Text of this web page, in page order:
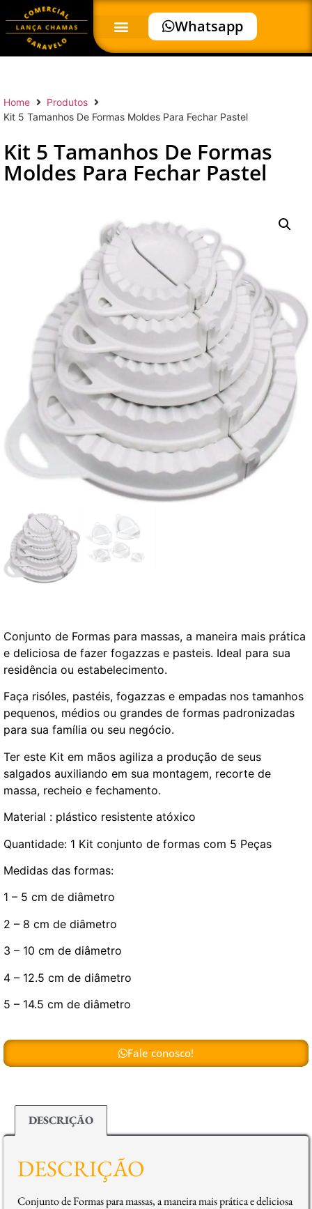
Whatsapp
Home
Produtos
Kit 5 Tamanhos De Formas Moldes Para Fechar Pastel
Kit 5 Tamanhos De Formas
Moldes Para Fechar Pastel
Conjunto de Formas para massas, a maneira mais prática
e deliciosa de fazer fogazzas e pasteis. Ideal para sua
residência ou estabelecimento.
Faça risóles, pastéis, fogazzas e empadas nos tamanhos
pequenos, médios ou grandes de formas padronizadas
para sua família ou seu negócio.
Ter este Kit em mãos agiliza a produção de seus
salgados auxiliando em sua montagem, recorte de
massa, recheio e fechamento.
Material : plástico resistente atóxico
Quantidade: 1 Kit conjunto de formas com 5 Peças
Medidas das formas:
1 – 5 cm de diâmetro
2 – 8 cm de diâmetro
3 – 10 cm de diâmetro
4 – 12.5 cm de diâmetro
5 – 14.5 cm de diâmetro
Fale conosco!
DESCRIÇÃO
DESCRIÇÃO
Conjunto de Formas para massas, a maneira mais prática e deliciosa